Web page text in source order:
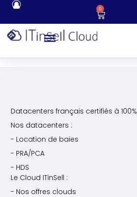
0
Datacenters français certifiés à 100%
Nos datacenters :
- Location de baies
- PRA/PCA
- HDS
Le Cloud ITinSell :
- Nos offres clouds